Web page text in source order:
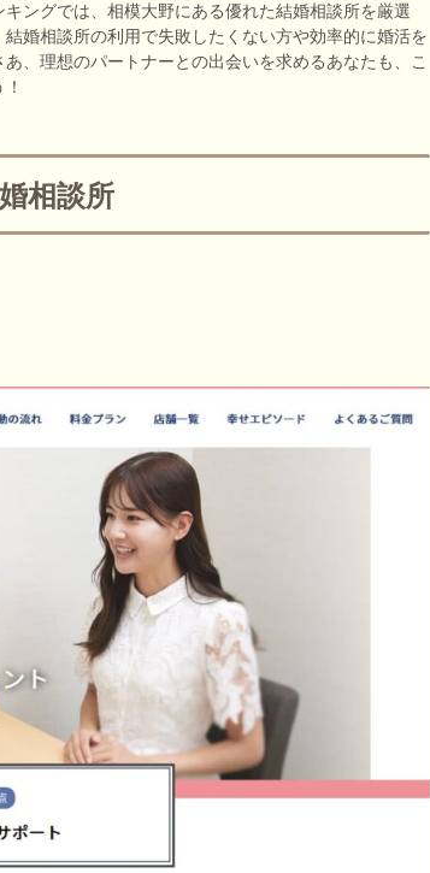
ングでは、相模大野にある優れた結婚相談所を厳選
婚相談所の利用で失敗したくない方や効率的に婚活を
、理想のパートナーとの出会いを求めるあなたも、こ
相談所